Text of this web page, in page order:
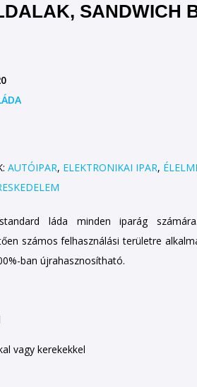
SANDWICH
AUTÓIPAR, ELEKTRONIKAI IPAR,
láda minden iparág
számos felhasználási területre
ban újrahasznosítható.
vagy kerekekkel